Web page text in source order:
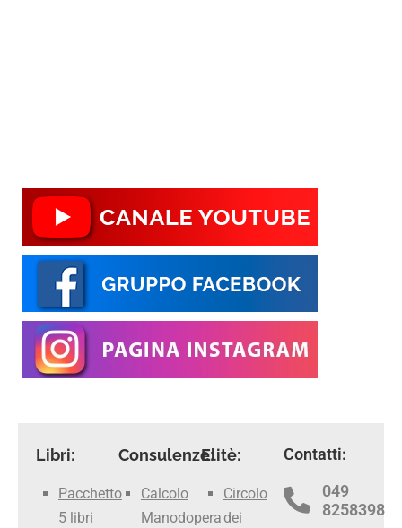
Libri:
Pacchetto
5 libri
Consulenze:
Calcolo
Manodopera
Elitè:
Circolo
dei
Contatti:
049
8258398